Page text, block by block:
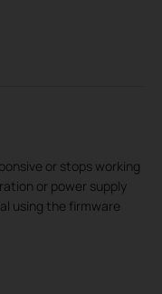
or stops working
or power supply
using the firmware